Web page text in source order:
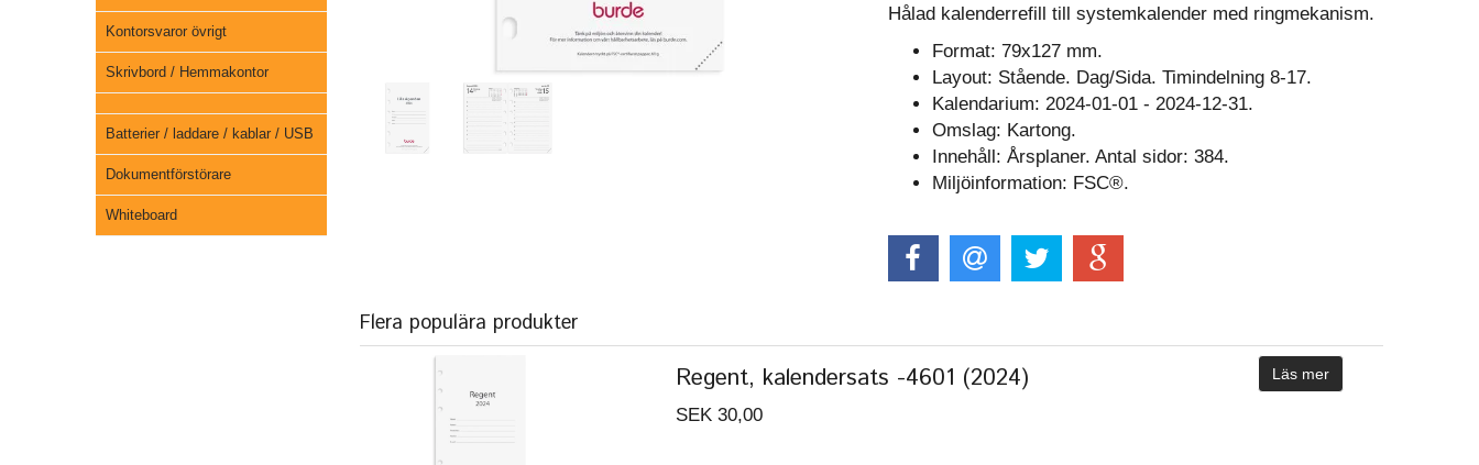
Kontorsvaror övrigt
Skrivbord / Hemmakontor
Batterier / laddare / kablar / USB
Dokumentförstörare
Whiteboard
Hålad kalenderrefill till systemkalender med ringmekanism.
Format: 79x127 mm.
Layout: Stående. Dag/Sida. Timindelning 8-17.
Kalendarium: 2024-01-01 - 2024-12-31.
Omslag: Kartong.
Innehåll: Årsplaner. Antal sidor: 384.
Miljöinformation: FSC®.
Flera populära produkter
Regent, kalendersats -4601 (2024)
SEK 30,00
Läs mer